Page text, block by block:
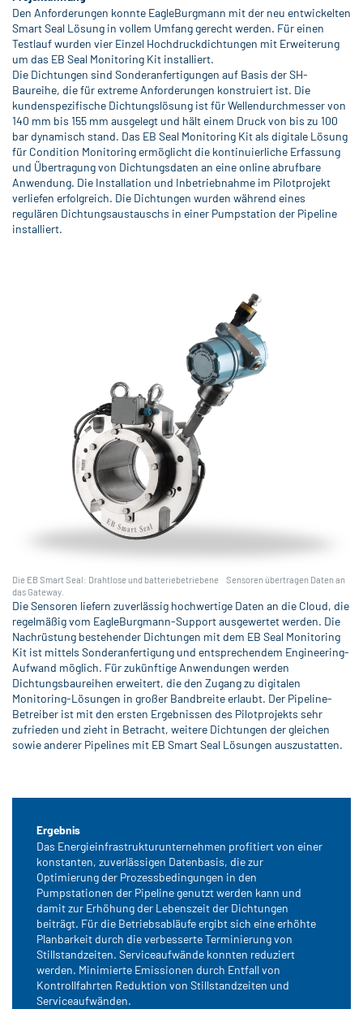
Den Anforderungen konnte EagleBurgmann mit der neu entwickelten
Smart Seal Lösung in vollem Umfang gerecht werden. Für einen
Testlauf wurden vier Einzel Hochdruckdichtungen mit Erweiterung
um das EB Seal Monitoring Kit installiert.
Die Dichtungen sind Sonderanfertigungen auf Basis der SH-
Baureihe, die für extreme Anforderungen konstruiert ist. Die
kundenspezifische Dichtungslösung ist für Wellendurchmesser von
140 mm bis 155 mm ausgelegt und hält einem Druck von bis zu 100
bar dynamisch stand. Das EB Seal Monitoring Kit als digitale Lösung
für Condition Monitoring ermöglicht die kontinuierliche Erfassung
und Übertragung von Dichtungsdaten an eine online abrufbare
Anwendung. Die Installation und Inbetriebnahme im Pilotprojekt
verliefen erfolgreich. Die Dichtungen wurden während eines
regulären Dichtungsaustauschs in einer Pumpstation der Pipeline
installiert.
Die EB Smart Seal: Drahtlose und batteriebetriebene Sensoren übertragen Daten an
das Gateway.
Die Sensoren liefern zuverlässig hochwertige Daten an die Cloud, die
regelmäßig vom EagleBurgmann-Support ausgewertet werden. Die
Nachrüstung bestehender Dichtungen mit dem EB Seal Monitoring
Kit ist mittels Sonderanfertigung und entsprechendem Engineering-
Aufwand möglich. Für zukünftige Anwendungen werden
Dichtungsbaureihen erweitert, die den Zugang zu digitalen
Monitoring-Lösungen in großer Bandbreite erlaubt. Der Pipeline-
Betreiber ist mit den ersten Ergebnissen des Pilotprojekts sehr
zufrieden und zieht in Betracht, weitere Dichtungen der gleichen
sowie anderer Pipelines mit EB Smart Seal Lösungen auszustatten.
Ergebnis
Das Energieinfrastrukturunternehmen profitiert von einer
konstanten, zuverlässigen Datenbasis, die zur
Optimierung der Prozessbedingungen in den
Pumpstationen der Pipeline genutzt werden kann und
damit zur Erhöhung der Lebenszeit der Dichtungen
beiträgt. Für die Betriebsabläufe ergibt sich eine erhöhte
Planbarkeit durch die verbesserte Terminierung von
Stillstandzeiten. Serviceaufwände konnten reduziert
werden. Minimierte Emissionen durch Entfall von
Kontrollfahrten Reduktion von Stillstandzeiten und
Serviceaufwänden.